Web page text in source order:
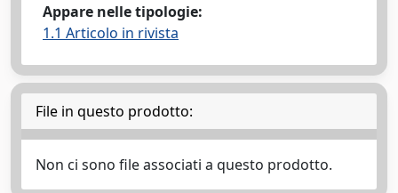
Appare nelle tipologie:
1.1 Articolo in rivista
File in questo prodotto:
Non ci sono file associati a questo prodotto.